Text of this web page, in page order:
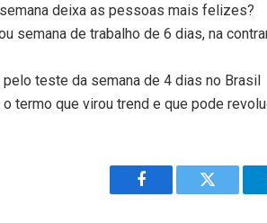
deixa as pessoas mais felizes?
semana de trabalho de 6 dias, na
teste da semana de 4 dias no Brasil
o termo que virou trend e que pode
Facebook Twitter